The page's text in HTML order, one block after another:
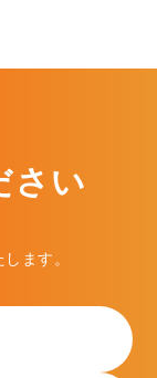
さい
ます。